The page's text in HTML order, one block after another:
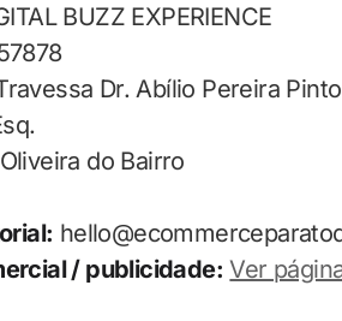
BUZZ EXPERIENCE
Dr. Abílio Pereira Pinto
do Bairro
/ publicidade: Ver